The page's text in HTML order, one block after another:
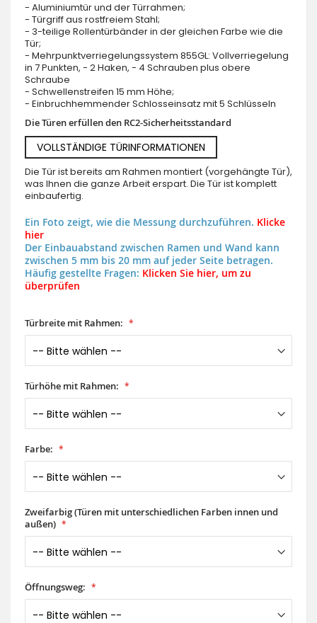
- Aluminiumtür und der Türrahmen;
- Türgriff aus rostfreiem Stahl;
- 3-teilige Rollentürbänder in der gleichen Farbe wie die
Tür;
- Mehrpunktverriegelungssystem 855GL: Vollverriegelung
in 7 Punkten, - 2 Haken, - 4 Schrauben plus obere
Schraube
- Schwellenstreifen 15 mm Höhe;
- Einbruchhemmender Schlosseinsatz mit 5 Schlüsseln
Die Türen erfüllen den RC2-Sicherheitsstandard
VOLLSTÄNDIGE TÜRINFORMATIONEN
Die Tür ist bereits am Rahmen montiert (vorgehängte Tür),
was Ihnen die ganze Arbeit erspart. Die Tür ist komplett
einbaufertig.
Ein Foto zeigt, wie die Messung durchzuführen. Klicke
hier
Der Einbauabstand zwischen Ramen und Wand kann
zwischen 5 mm bis 20 mm auf jeder Seite betragen.
Häufig gestellte Fragen: Klicken Sie hier, um zu
überprüfen
Türbreite mit Rahmen:
Türhöhe mit Rahmen:
Farbe:
Zweifarbig (Türen mit unterschiedlichen Farben innen und
außen)
Öffnungsweg: